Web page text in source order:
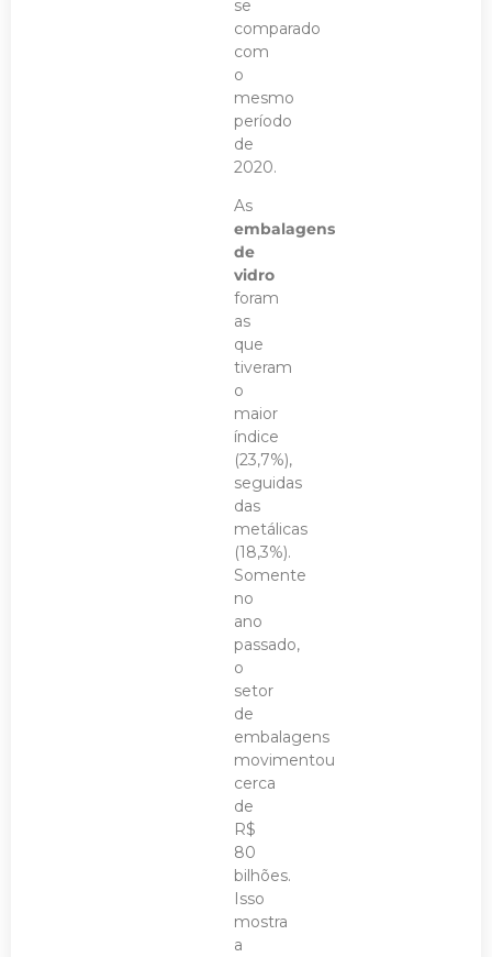
se
comparado
com
o
mesmo
período
de
2020.
As
embalagens
de
vidro
foram
as
que
tiveram
o
maior
índice
(23,7%),
seguidas
das
metálicas
(18,3%).
Somente
no
ano
passado,
o
setor
de
embalagens
movimentou
cerca
de
R$
80
bilhões.
Isso
mostra
a